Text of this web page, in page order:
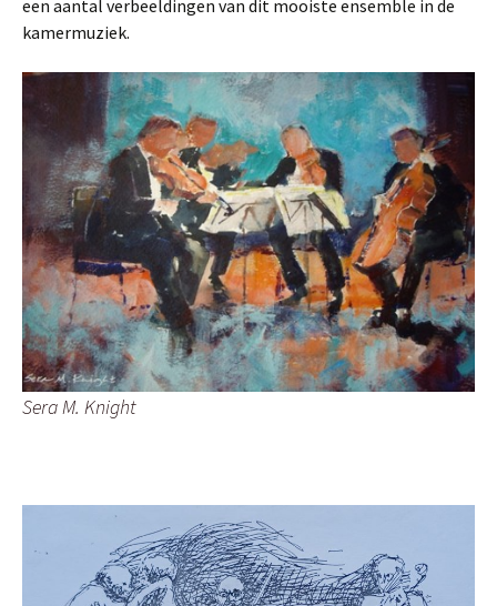
een aantal verbeeldingen van dit mooiste ensemble in de
kamermuziek.
Sera M. Knight